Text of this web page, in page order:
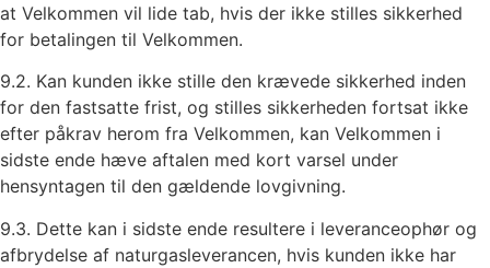
at Velkommen vil lide tab, hvis der ikke stilles sikkerhed
for betalingen til Velkommen.
9.2. Kan kunden ikke stille den krævede sikkerhed inden
for den fastsatte frist, og stilles sikkerheden fortsat ikke
efter påkrav herom fra Velkommen, kan Velkommen i
sidste ende hæve aftalen med kort varsel under
hensyntagen til den gældende lovgivning.
9.3. Dette kan i sidste ende resultere i leveranceophør og
afbrydelse af naturgasleverancen, hvis kunden ikke har